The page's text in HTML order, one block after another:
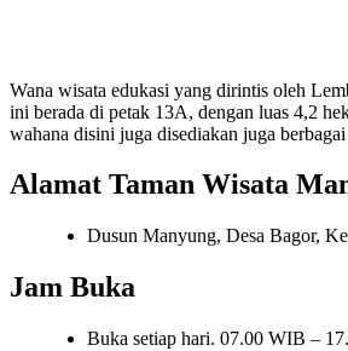
Wana wisata edukasi yang dirintis oleh
ini berada di petak 13A, dengan luas 4,2
wahana disini juga disediakan juga
Alamat Taman Wisata
Dusun Manyung, Desa Bagor,
Jam Buka
Buka setiap hari. 07.00 WIB –